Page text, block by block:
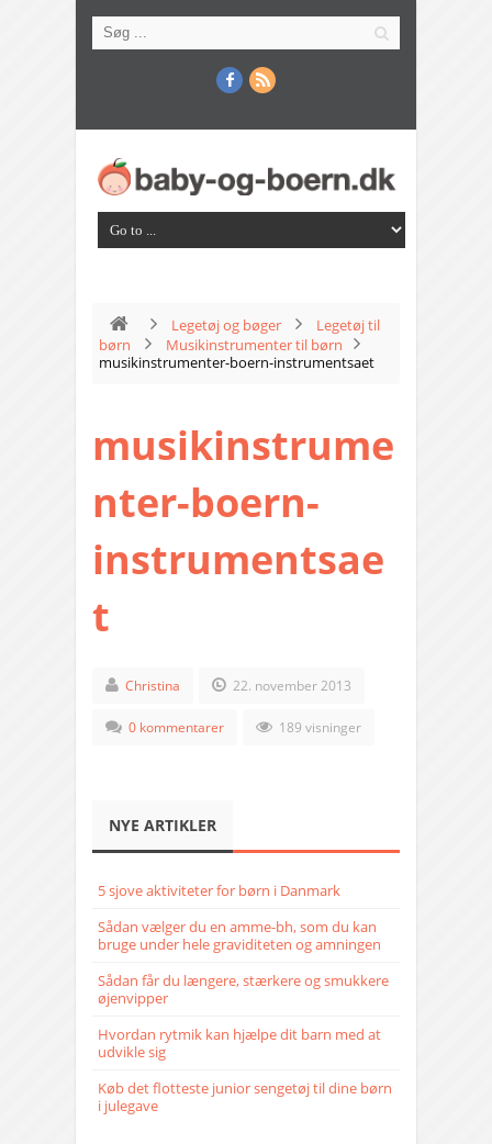
Legetøj og bøger
Legetøj til
børn
Musikinstrumenter til børn
musikinstrumenter-boern-instrumentsaet
musikinstrume
nter-boern-
instrumentsae
t
Christina 22. november 2013
0 kommentarer 189 visninger
NYE ARTIKLER
5 sjove aktiviteter for børn i Danmark
Sådan vælger du en amme-bh, som du kan
bruge under hele graviditeten og amningen
Sådan får du længere, stærkere og smukkere
øjenvipper
Hvordan rytmik kan hjælpe dit barn med at
udvikle sig
Køb det flotteste junior sengetøj til dine børn
i julegave